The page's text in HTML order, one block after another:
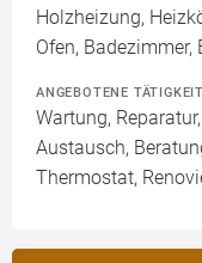
Holzheizung,
Ofen,
ANGEBOTENE
Wartung,
Austausch,
Thermostat,